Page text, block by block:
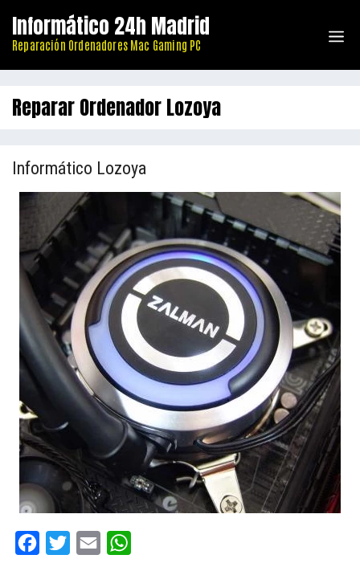
contenido
Informático 24h Madrid
Reparación Ordenadores Mac Gaming PC
Reparar Ordenador Lozoya
Informático Lozoya